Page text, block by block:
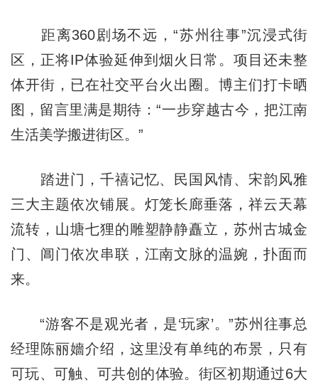
距离360剧场不远，“苏州往事”沉浸式街
区，正将IP体验延伸到烟火日常。项目还未整
体开街，已在社交平台火出圈。博主们打卡晒
图，留言里满是期待：“一步穿越古今，把江南
生活美学搬进街区。”
踏进门，千禧记忆、民国风情、宋韵风雅
三大主题依次铺展。灯笼长廊垂落，祥云天幕
流转，山塘七狸的雕塑静静矗立，苏州古城金
门、阊门依次串联，江南文脉的温婉，扑面而
来。
“游客不是观光者，是‘玩家’。”苏州往事总
经理陈丽嬙介绍，这里没有单纯的布景，只有
可玩、可触、可共创的体验。街区初期通过6大